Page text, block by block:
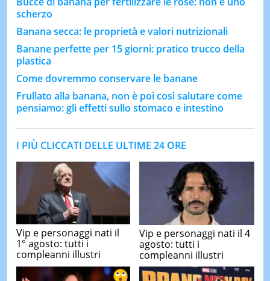
scherzo
Banana secca: le proprietà e valori nutrizionali
Banane perfette per 15 giorni: pratico trucco della
plastica
Come dovremmo conservare le banane
Frullato alla banana, non è poi così salutare come
pensiamo: gli effetti sullo stomaco e intestino
I PIÙ CLICCATI DELLE ULTIME 24 ORE
Vip e personaggi nati il
1° agosto: tutti i
compleanni illustri
Vip e personaggi nati il 4
agosto: tutti i
compleanni illustri